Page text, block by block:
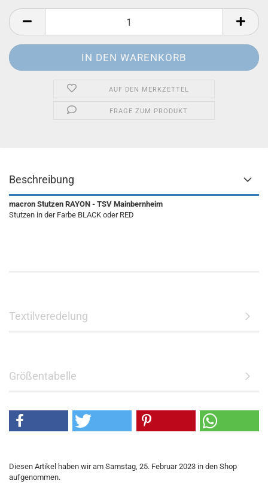
AUF DEN MERKZETTEL
FRAGE ZUM PRODUKT
Beschreibung
macron Stutzen RAYON - TSV Mainbernheim
Stutzen in der Farbe BLACK oder RED
Textilveredelung
Größentabelle
Diesen Artikel haben wir am Samstag, 25. Februar 2023 in den Shop
aufgenommen.